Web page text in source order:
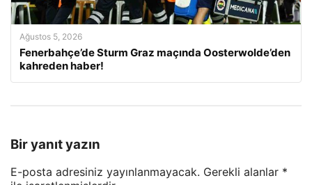
Ağustos 5, 2026
Fenerbahçe’de Sturm Graz maçında Oosterwolde’den
kahreden haber!
Bir yanıt yazın
E-posta adresiniz yayınlanmayacak. Gerekli alanlar *